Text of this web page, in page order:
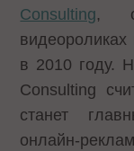
Consulting,
в 2010 году.
Consulting
станет
онлайн-